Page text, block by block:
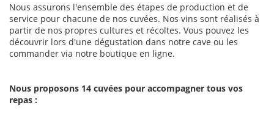
Nous assurons l'ensemble des étapes de production et de
service pour chacune de nos cuvées. Nos vins sont réalisés à
partir de nos propres cultures et récoltes. Vous pouvez les
découvrir lors d'une dégustation dans notre cave ou les
commander via notre boutique en ligne.
Nous proposons 14 cuvées pour accompagner tous vos
repas :